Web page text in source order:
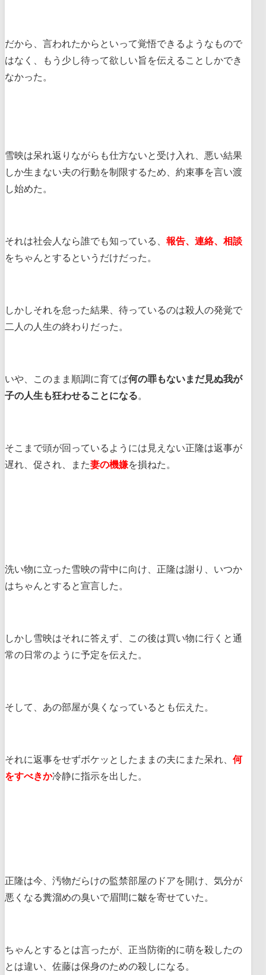
だから、言われたからといって覚悟できるようなもので
はなく、もう少し待って欲しい旨を伝えることしかでき
なかった。
雪映は呆れ返りながらも仕方ないと受け入れ、悪い結果
しか生まない夫の行動を制限するため、約束事を言い渡
し始めた。
それは社会人なら誰でも知っている、 報告、連絡、相談
をちゃんとするというだけだった。
しかしそれを怠った結果、待っているのは殺人の発覚で
二人の人生の終わりだった。
いや、このまま順調に育てば何の罪もないまだ見ぬ我が
子の人生も狂わせることになる。
そこまで頭が回っているようには見えない正隆は返事が
遅れ、促され、また妻の機嫌を損ねた。
洗い物に立った雪映の背中に向け、正隆は謝り、いつか
はちゃんとすると宣言した。
しかし雪映はそれに答えず、この後は買い物に行くと通
常の日常のように予定を伝えた。
そして、あの部屋が臭くなっているとも伝えた。
それに返事をせずボケッとしたままの夫にまた呆れ、 何
をすべきか冷静に指示を出した。
正隆は今、汚物だらけの監禁部屋のドアを開け、気分が
悪くなる糞溜めの臭いで眉間に皺を寄せていた。
ちゃんとするとは言ったが、正当防衛的に萌を殺したの
とは違い、佐藤は保身のための殺しになる。